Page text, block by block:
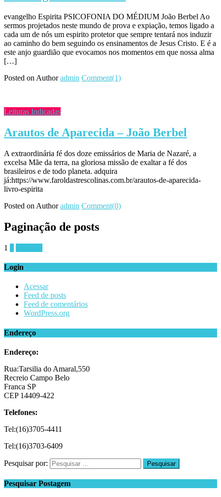
evangelho Espirita PSICOFONIA DO MÉDIUM João Berbel Ao
sermos projetados neste mundo de prova e expiação, temos ligado a
cada um de nós um espirito protetor que sempre tentará nos induzir
ao caminho do bem seguindo os ensinamentos de Jesus Cristo. E é a
este anjo guardião que evocamos nos momentos em que nossa alma
[…]
Posted on Author admin Comment(1)
Leituras Indicadas
Arautos de Aparecida – João Berbel
A extraordinária fé dos doze emissários de Maria de Nazaré, a
excelsa Mãe da terra, na gloriosa missão de exaltar a fé dos
brasileiros e de todo planeta. adquira
já:https://www.faroldastrescolinas.com.br/arautos-de-aparecida-
livro-espirita
Posted on Author admin Comment(0)
Paginação de posts
1
Login
Acessar
Feed de posts
Feed de comentários
WordPress.org
Endereço
Endereço:
Rua:Tarsilia do Amaral,550
Recreio Campo Belo
Franca SP
CEP 14409-422
Telefones:
Tel:(16)3705-4411
Tel:(16)3703-6409
Pesquisar por:
Pesquisar Postagem